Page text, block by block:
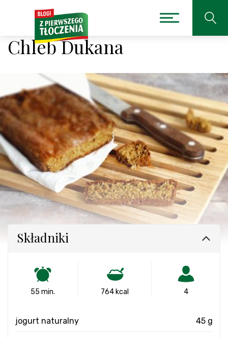
Chleb Dukana
Składniki
55 min. 764 kcal 4
jogurt naturalny 45 g